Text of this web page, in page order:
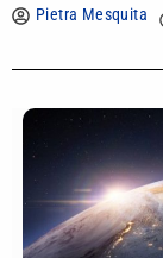
Pietra Mesquita